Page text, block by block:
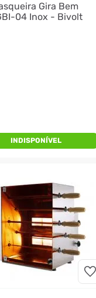
Gira Bem
04 Inox - Bivolt
INDISPONÍVEL